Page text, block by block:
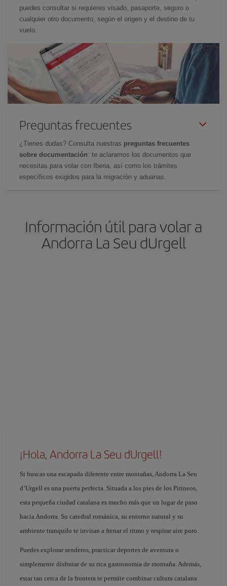
puedes consultar si requieres visado, pasaporte, seguro o
cualquier otro documento, según el origen y el destino de tu
vuelo.
Preguntas frecuentes
¿Tienes dudas? Consulta nuestras preguntas frecuentes
sobre documentación: te aclaramos los documentos que
necesitas para volar con Iberia, así como los trámites
específicos exigidos para la migración y aduanas.
Información útil para volar a
Andorra La Seu dUrgell
¡Hola, Andorra La Seu dUrgell!
Si buscas una escapada diferente entre montañas, Andorra La Seu
d’Urgell es una puerta perfecta. Situada a los pies de los Pirineos,
esta pequeña ciudad catalana es mucho más que un lugar de paso
hacia Andorra. Su catedral románica, su entorno natural y su
ambiente tranquilo te invitan a frenar el ritmo y respirar aire puro.
Puedes explorar senderos, practicar deportes de aventura o
simplemente disfrutar de su rica gastronomía de montaña. Además,
estar tan cerca de la frontera te permite combinar cultura catalana